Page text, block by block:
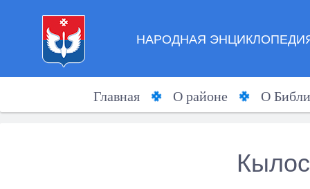
НАРОДНАЯ
Главная О районе О